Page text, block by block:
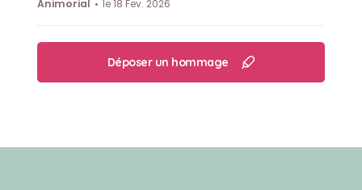
Animorial
le 18 Fev. 2026
Déposer un hommage